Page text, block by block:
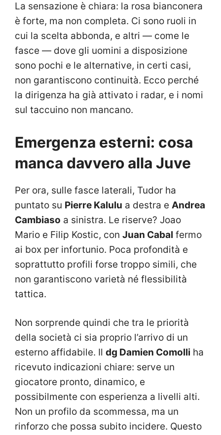
La sensazione è chiara: la rosa bianconera
è forte, ma non completa. Ci sono ruoli in
cui la scelta abbonda, e altri — come le
fasce — dove gli uomini a disposizione
sono pochi e le alternative, in certi casi,
non garantiscono continuità. Ecco perché
la dirigenza ha già attivato i radar, e i nomi
sul taccuino non mancano.
Emergenza esterni: cosa
manca davvero alla Juve
Per ora, sulle fasce laterali, Tudor ha
puntato su Pierre Kalulu a destra e Andrea
Cambiaso a sinistra. Le riserve? Joao
Mario e Filip Kostic, con Juan Cabal fermo
ai box per infortunio. Poca profondità e
soprattutto profili forse troppo simili, che
non garantiscono varietà né flessibilità
tattica.
Non sorprende quindi che tra le priorità
della società ci sia proprio l’arrivo di un
esterno affidabile. Il dg Damien Comolli ha
ricevuto indicazioni chiare: serve un
giocatore pronto, dinamico, e
possibilmente con esperienza a livelli alti.
Non un profilo da scommessa, ma un
rinforzo che possa subito incidere. Questo